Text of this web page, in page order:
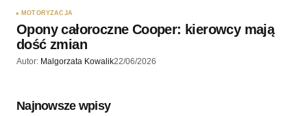
MOTORYZACJA
Opony całoroczne Cooper: kierowcy mają
dość zmian
Autor: Malgorzata Kowalik22/06/2026
Najnowsze wpisy